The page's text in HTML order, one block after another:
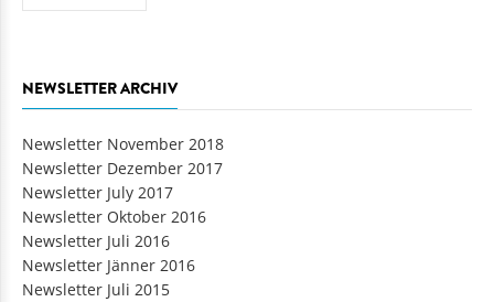
NEWSLETTER ARCHIV
Newsletter November 2018
Newsletter Dezember 2017
Newsletter July 2017
Newsletter Oktober 2016
Newsletter Juli 2016
Newsletter Jänner 2016
Newsletter Juli 2015